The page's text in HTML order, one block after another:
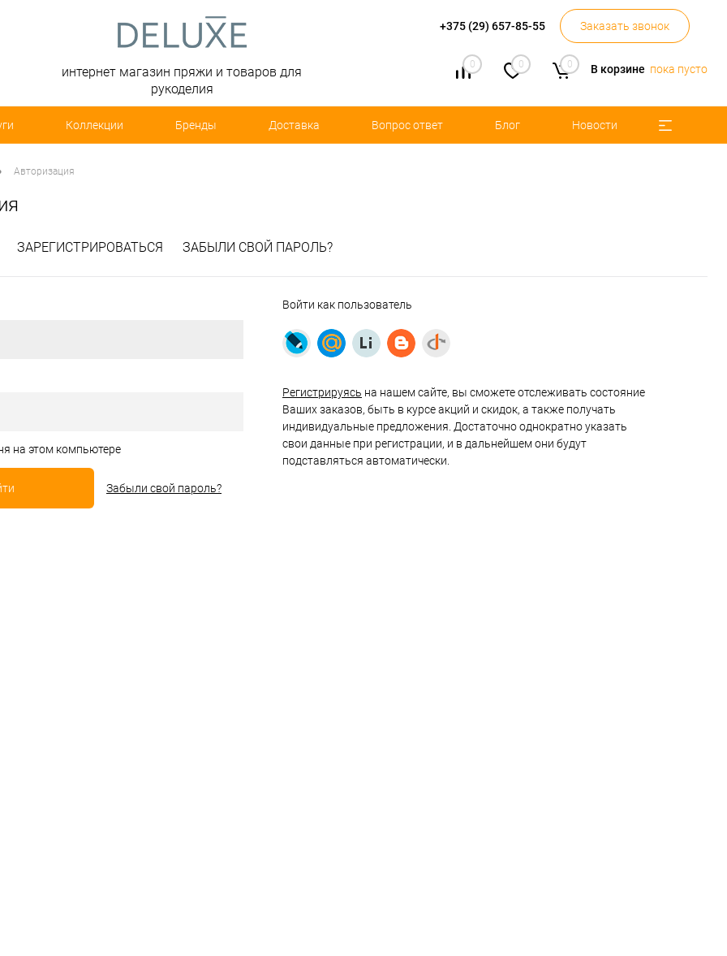
+375 (29) 657-85-55 Заказать звонок
0 0 0 В корзине пока пусто
интернет магазин пряжи и товаров для
рукоделия
Коллекции Бренды Доставка Вопрос ответ Блог Новости
Авторизация
ЗАРЕГИСТРИРОВАТЬСЯ ЗАБЫЛИ СВОЙ ПАРОЛЬ?
на этом компьютере
Забыли свой пароль?
Войти как пользователь
Регистрируясь на нашем сайте, вы сможете отслеживать состояние
Ваших заказов, быть в курсе акций и скидок, а также получать
индивидуальные предложения. Достаточно однократно указать
свои данные при регистрации, и в дальнейшем они будут
подставляться автоматически.